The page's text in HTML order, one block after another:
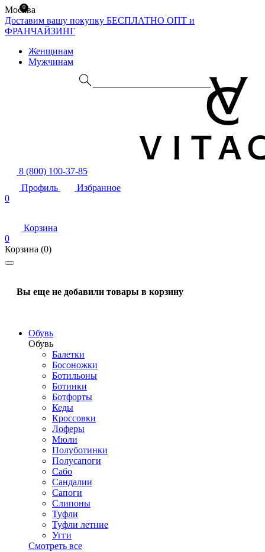
Москва
Доставим вашу покупку БЕСПЛАТНО ОПТ и
ФРАНЧАЙЗИНГ
Женщинам
Мужчинам
8 (800) 100-37-85
Профиль
Избранное
0
Корзина
0
Корзина (0)
Вы еще не добавили товары в корзину
Обувь
Обувь
Балетки
Босоножки
Ботильоны
Ботинки
Ботфорты
Кеды
Кроссовки
Лоферы
Мюли
Полуботинки
Полусапоги
Сабо
Сандалии
Сапоги
Слипоны
Туфли
Туфли летние
Угги
Смотреть все
0